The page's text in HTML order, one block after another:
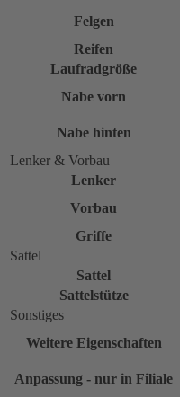
Felgen
Reifen
Laufradgröße
Nabe vorn
Nabe hinten
Lenker & Vorbau
Lenker
Vorbau
Griffe
Sattel
Sattel
Sattelstütze
Sonstiges
Weitere Eigenschaften
Anpassung - nur in Filiale